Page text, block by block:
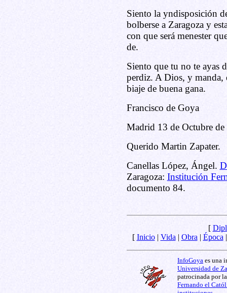
Siento la yndisposición
bolberse a Zaragoza y
con que será menester
de.
Siento que tu no te ayas
perdiz. A Dios, y manda,
biaje de buena gana.
Francisco de Goya
Madrid 13 de Octubre de
Querido Martin Zapater.
Canellas López, Ángel.
Zaragoza: Institución
documento 84.
[
[ Inicio| Vida | Obra | Época
InfoGoya es una
Universidad de
patrocinada por
Fernando el